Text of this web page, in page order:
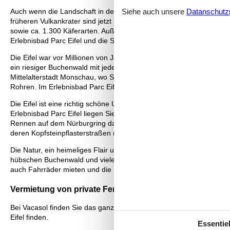
Auch wenn die Landschaft in der Eifel vulkanischen Ursprungs
früheren Vulkankrater sind jetzt herrliche Seen, und im
sowie ca. 1.300 Käferarten. Außerdem finden Sie in der Eifel
Erlebnisbad Parc Eifel und die Sommerbobbahn Rohren. Die
Die Eifel war vor Millionen von Jahren ein ausgedehntes
ein riesiger Buchenwald mit jeder Menge unter Naturschutz
Mittelalterstadt Monschau, wo Sie von den idyllischen
Rohren. Im Erlebnisbad Parc Eifel finden Sie nicht nur eine
Die Eifel ist eine richtig schöne Urlaubsgegend mit fantastisch
Erlebnisbad Parc Eifel liegen Sie garantiert immer richtig, und
Rennen auf dem Nürburgring dabei sein. Die Eifel ist ein flaches
deren Kopfsteinpflasterstraßen mit Fachwerkhäusern,
Die Natur, ein heimeliges Flair und die mittelalterliche Stimmung
hübschen Buchenwald und viele unter Naturschutz stehende
auch Fahrräder mieten und die Bowlingkugel schwingen kann.
Vermietung von private Ferienhäuser Eifel: Ihre Vorteile
Bei Vacasol finden Sie das ganze Jahr hindurch die größte
Eifel finden.
Siehe auch unsere